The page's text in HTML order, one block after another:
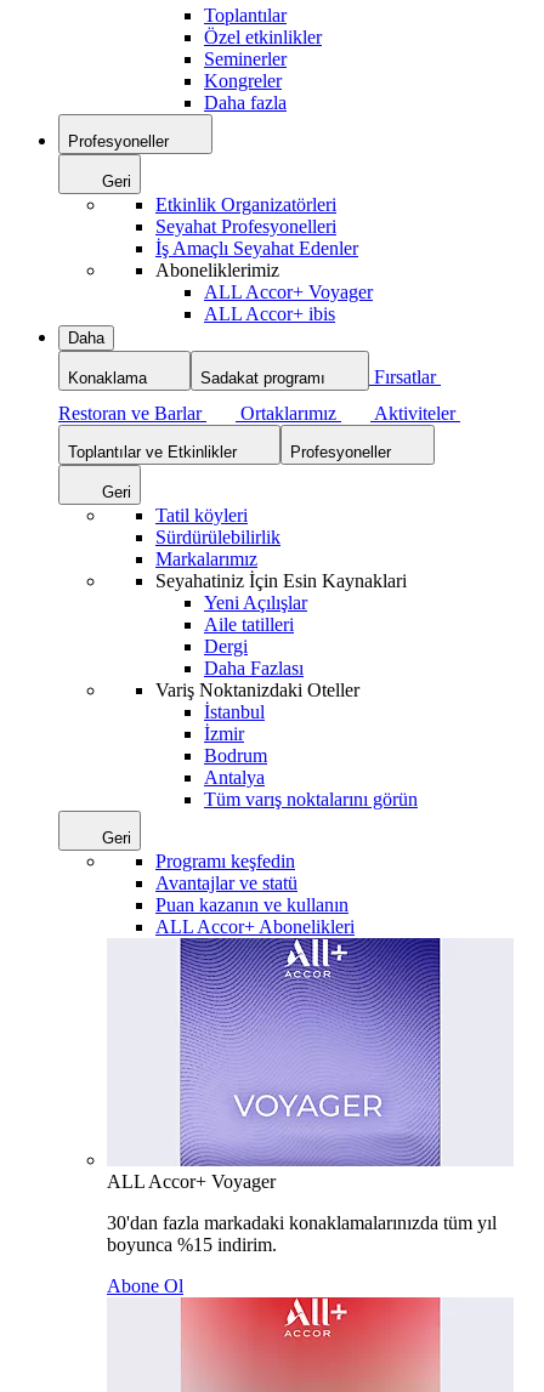
Toplantılar
Özel etkinlikler
Seminerler
Kongreler
Daha fazla
Profesyoneller
Geri
Etkinlik Organizatörleri
Seyahat Profesyonelleri
İş Amaçlı Seyahat Edenler
Aboneliklerimiz
ALL Accor+ Voyager
ALL Accor+ ibis
Daha
Konaklama Sadakat programı
Fırsatlar
Restoran ve Barlar
Ortaklarımız Aktiviteler
Toplantılar ve Etkinlikler Profesyoneller
Geri
Tatil köyleri
Sürdürülebilirlik
Markalarımız
Seyahatiniz İçin Esin Kaynaklari
Yeni Açılışlar
Aile tatilleri
Dergi
Daha Fazlası
Variş Noktanizdaki Oteller
İstanbul
İzmir
Bodrum
Antalya
Tüm varış noktalarını görün
Geri
Programı keşfedin
Avantajlar ve statü
Puan kazanın ve kullanın
ALL Accor+ Abonelikleri
ALL Accor+ Voyager
30'dan fazla markadaki konaklamalarınızda tüm yıl
boyunca %15 indirim.
Abone Ol